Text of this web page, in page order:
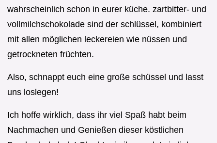
wahrscheinlich schon in eurer küche. zartbitter- und
vollmilchschokolade sind der schlüssel, kombiniert
mit allen möglichen leckereien wie nüssen und
getrockneten früchten.
Also, schnappt euch eine große schüssel und lasst
uns loslegen!
Ich hoffe wirklich, dass ihr viel Spaß habt beim
Nachmachen und Genießen dieser köstlichen